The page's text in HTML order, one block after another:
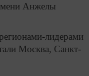
Анжелы
лидерами
Москва, Санкт-